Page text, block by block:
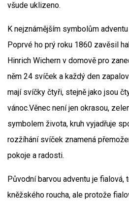
všude uklizeno.
K nejznámějším symbolům
Poprvé ho prý roku 1860 zavěsil
Hinrich Wichern v domově pro
něm 24 svíček a každý den
mají svíčky čtyři, stejně jako jsou
vánoc.Věnec není jen okrasou,
symbolem života, kruh vyjadřuje
rozžíhání svíček znamená
pokoje a radosti.
Původní barvou adventu je fialová,
kněžského roucha, ale protože